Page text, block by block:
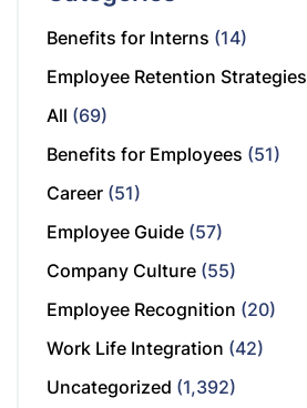
Benefits for Interns (14)
Employee Retention Strategies
All (69)
Benefits for Employees (51)
Career (51)
Employee Guide (57)
Company Culture (55)
Employee Recognition (20)
Work Life Integration (42)
Uncategorized (1,392)